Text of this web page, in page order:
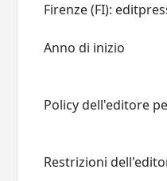
Anno di inizio
Policy dell'editore
Restrizioni